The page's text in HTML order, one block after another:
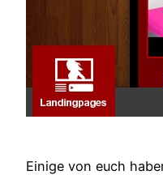
Einige von euch